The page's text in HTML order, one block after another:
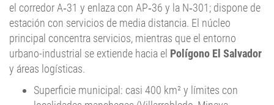
el corredor A‑31 y enlaza con AP‑36 y la N‑301; dispone de
estación con servicios de media distancia. El núcleo
principal concentra servicios, mientras que el entorno
urbano-industrial se extiende hacia el Polígono El Salvador
y áreas logísticas.
Superficie municipal: casi 400 km² y límites con